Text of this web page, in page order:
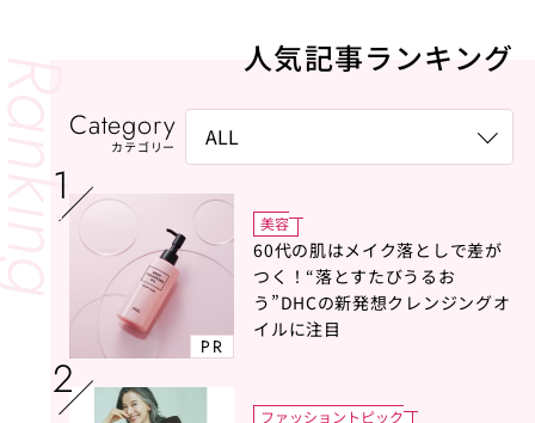
人気記事ランキング
Category
カテゴリー
PR
美容
60代の肌はメイク落としで差が
つく！“落とすたびうるお
う”DHCの新発想クレンジングオ
イルに注目
ファッショントピック